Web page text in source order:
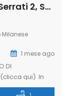
Bilocale via Giacinto Menotti Serrati 2, San Giuliano Milanese (Rif. SGM91)
Milanese
1 mese ago
DI
(clicca qui) In
in vendita